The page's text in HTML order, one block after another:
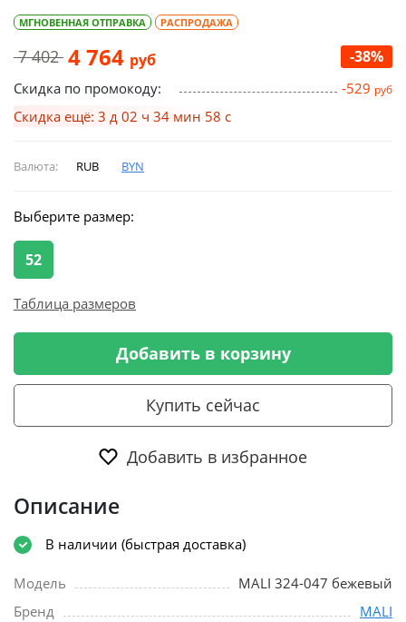
МГНОВЕННАЯ ОТПРАВКА РАСПРОДАЖА
7 402 4 764 руб -38%
Скидка по промокоду: -529 руб
Скидка ещё: 3 д 02 ч 34 мин 58 с
Валюта: RUB BYN
Выберите размер:
52
Таблица размеров
Добавить в корзину
Купить сейчас
Добавить в избранное
Описание
В наличии (быстрая доставка)
Модель
MALI 324-047 бежевый
Бренд
MALI